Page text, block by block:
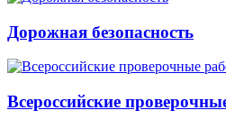
Дорожная безопасность
Всероссийские